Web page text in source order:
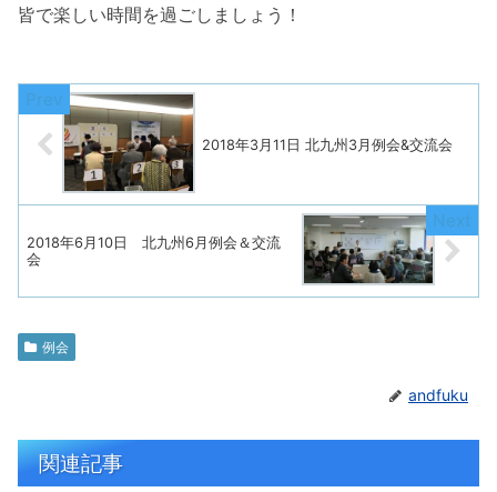
皆で楽しい時間を過ごしましょう！
2018年3月11日 北九州3月例会&交流会
2018年6月10日 北九州6月例会＆交流
会
例会
andfuku
関連記事